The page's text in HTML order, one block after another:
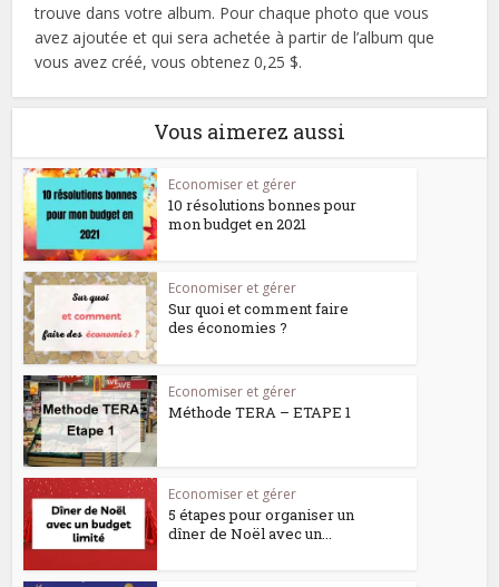
trouve dans votre album. Pour chaque photo que vous
avez ajoutée et qui sera achetée à partir de l’album que
vous avez créé, vous obtenez 0,25 $.
Vous aimerez aussi
Economiser et gérer
10 résolutions bonnes pour
mon budget en 2021
Economiser et gérer
Sur quoi et comment faire
des économies ?
Economiser et gérer
Méthode TERA – ETAPE 1
Economiser et gérer
5 étapes pour organiser un
dîner de Noël avec un...